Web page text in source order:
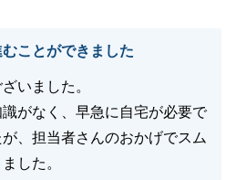
ことができました
いました。
がなく、早急に自宅が必要で
、担当者さんのおかげでスム
した。